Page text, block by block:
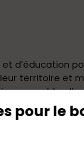
pour le
d’éducation
territoire et
ensemble,